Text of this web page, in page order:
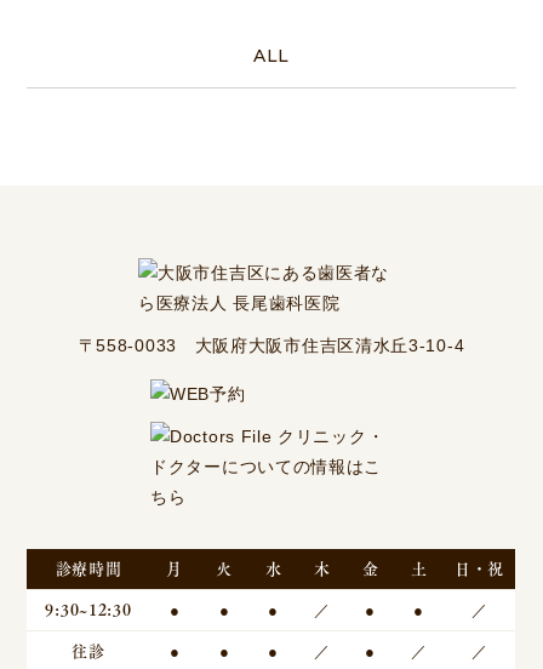
ALL
〒558-0033 大阪府大阪市住吉区清水丘3-10-4
診療時間 月 火 水 木 金 土
日・祝
9:30~12:30
● ● ● ／ ● ● ／
往診 ● ● ● ／ ● ／ ／